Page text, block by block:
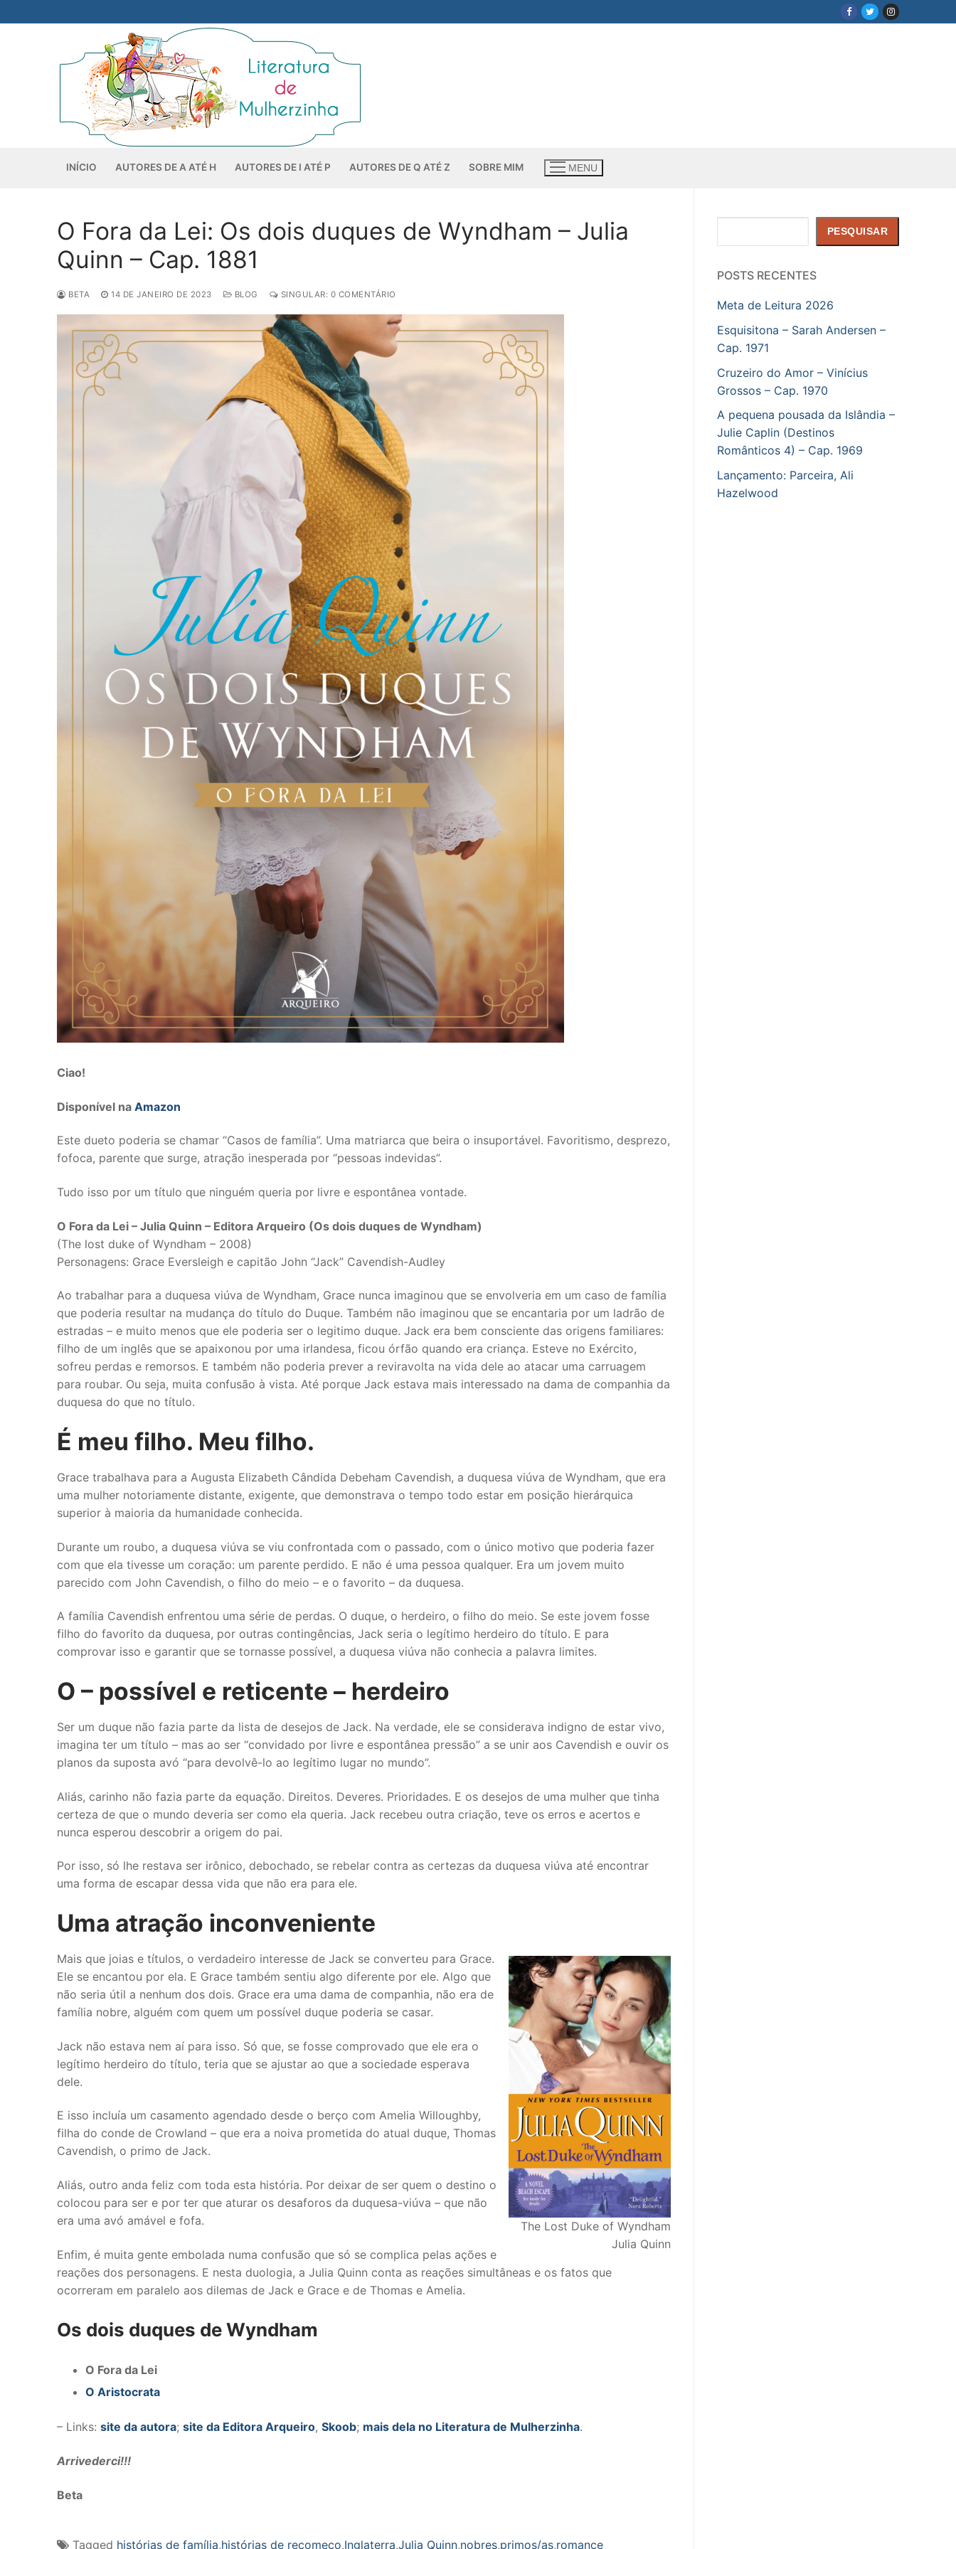
para
INÍCIO AUTORES DE A ATÉ H AUTORES DE I ATÉ P AUTORES DE Q ATÉ Z SOBRE MIM MENU
O Fora da Lei: Os dois duques de Wyndham – Julia
Quinn – Cap. 1881
BETA 14 DE JANEIRO DE 2023 BLOG SINGULAR: 0 COMENTÁRIO
Ciao!
Disponível na Amazon
Este dueto poderia se chamar “Casos de família”. Uma matriarca que beira o insuportável. Favoritismo, desprezo,
fofoca, parente que surge, atração inesperada por “pessoas indevidas”.
Tudo isso por um título que ninguém queria por livre e espontânea vontade.
O Fora da Lei – Julia Quinn – Editora Arqueiro (Os dois duques de Wyndham)
(The lost duke of Wyndham – 2008)
Personagens: Grace Eversleigh e capitão John “Jack” Cavendish-Audley
Ao trabalhar para a duquesa viúva de Wyndham, Grace nunca imaginou que se envolveria em um caso de família
que poderia resultar na mudança do título do Duque. Também não imaginou que se encantaria por um ladrão de
estradas – e muito menos que ele poderia ser o legitimo duque. Jack era bem consciente das origens familiares:
filho de um inglês que se apaixonou por uma irlandesa, ficou órfão quando era criança. Esteve no Exército,
sofreu perdas e remorsos. E também não poderia prever a reviravolta na vida dele ao atacar uma carruagem
para roubar. Ou seja, muita confusão à vista. Até porque Jack estava mais interessado na dama de companhia da
duquesa do que no título.
É meu filho. Meu filho.
Grace trabalhava para a Augusta Elizabeth Cândida Debeham Cavendish, a duquesa viúva de Wyndham, que era
uma mulher notoriamente distante, exigente, que demonstrava o tempo todo estar em posição hierárquica
superior à maioria da humanidade conhecida.
Durante um roubo, a duquesa viúva se viu confrontada com o passado, com o único motivo que poderia fazer
com que ela tivesse um coração: um parente perdido. E não é uma pessoa qualquer. Era um jovem muito
parecido com John Cavendish, o filho do meio – e o favorito – da duquesa.
A família Cavendish enfrentou uma série de perdas. O duque, o herdeiro, o filho do meio. Se este jovem fosse
filho do favorito da duquesa, por outras contingências, Jack seria o legítimo herdeiro do título. E para
comprovar isso e garantir que se tornasse possível, a duquesa viúva não conhecia a palavra limites.
O – possível e reticente – herdeiro
Ser um duque não fazia parte da lista de desejos de Jack. Na verdade, ele se considerava indigno de estar vivo,
imagina ter um título – mas ao ser “convidado por livre e espontânea pressão” a se unir aos Cavendish e ouvir os
planos da suposta avó “para devolvê-lo ao legítimo lugar no mundo”.
Aliás, carinho não fazia parte da equação. Direitos. Deveres. Prioridades. E os desejos de uma mulher que tinha
certeza de que o mundo deveria ser como ela queria. Jack recebeu outra criação, teve os erros e acertos e
nunca esperou descobrir a origem do pai.
Por isso, só lhe restava ser irônico, debochado, se rebelar contra as certezas da duquesa viúva até encontrar
uma forma de escapar dessa vida que não era para ele.
Uma atração inconveniente
The Lost Duke of Wyndham
Julia Quinn
Mais que joias e títulos, o verdadeiro interesse de Jack se converteu para Grace.
Ele se encantou por ela. E Grace também sentiu algo diferente por ele. Algo que
não seria útil a nenhum dos dois. Grace era uma dama de companhia, não era de
família nobre, alguém com quem um possível duque poderia se casar.
Jack não estava nem aí para isso. Só que, se fosse comprovado que ele era o
legítimo herdeiro do título, teria que se ajustar ao que a sociedade esperava
dele.
E isso incluía um casamento agendado desde o berço com Amelia Willoughby,
filha do conde de Crowland – que era a noiva prometida do atual duque, Thomas
Cavendish, o primo de Jack.
Aliás, outro anda feliz com toda esta história. Por deixar de ser quem o destino o
colocou para ser e por ter que aturar os desaforos da duquesa-viúva – que não
era uma avó amável e fofa.
Enfim, é muita gente embolada numa confusão que só se complica pelas ações e
reações dos personagens. E nesta duologia, a Julia Quinn conta as reações simultâneas e os fatos que
ocorreram em paralelo aos dilemas de Jack e Grace e de Thomas e Amelia.
Os dois duques de Wyndham
O Fora da Lei
O Aristocrata
– Links: site da autora; site da Editora Arqueiro, Skoob; mais dela no Literatura de Mulherzinha.
Arrivederci!!!
Beta
Tagged histórias de família,histórias de recomeço,Inglaterra,Julia Quinn,nobres,primos/as,romance
PESQUISAR
POSTS RECENTES
Meta de Leitura 2026
Esquisitona – Sarah Andersen –
Cap. 1971
Cruzeiro do Amor – Vinícius
Grossos – Cap. 1970
A pequena pousada da Islândia –
Julie Caplin (Destinos
Românticos 4) – Cap. 1969
Lançamento: Parceira, Ali
Hazelwood